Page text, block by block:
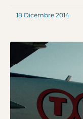
18 Dicembre 2014